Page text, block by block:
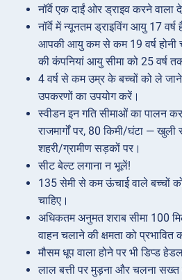
नॉर्वे एक दाईं ओर ड्राइव करने वाला
नॉर्वे में न्यूनतम ड्राइविंग आयु 17
आपकी आयु कम से कम 19 वर्ष होनी
की कंपनियां आयु सीमा को 25 वर्ष
4 वर्ष से कम उम्र के बच्चों को ले
उपकरणों का उपयोग करें।
स्वीडन इन गति सीमाओं का पालन
राजमार्गों पर, 80 किमी/घंटा —
शहरी/ग्रामीण सड़कों पर।
सीट बेल्ट लगाना न भूलें!
135 सेमी से कम ऊंचाई वाले बच्चों को
चाहिए।
अधिकतम अनुमत शराब सीमा 100
वाहन चलाने की क्षमता को
मौसम धूप वाला होने पर भी डिप्ड
लाल बत्ती पर मुड़ना और चलना सख्त